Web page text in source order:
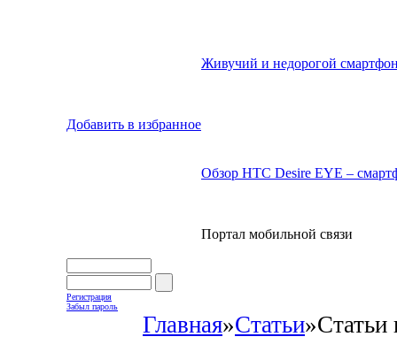
Добавить в избранное
Живучий и недорогой
Обзор HTC Desire EYE –
Портал мобильной связи
Регистрация
Забыл пароль
Главная»Статьи»Статьи